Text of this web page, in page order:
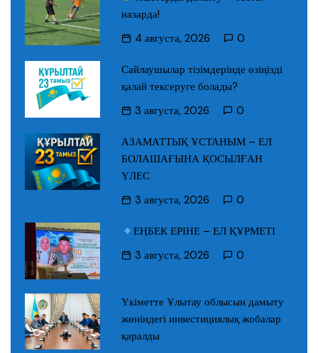
назарда!
4 августа, 2026
0
Сайлаушылар тізімдерінде өзіңізді
қалай тексеруге болады?
3 августа, 2026
0
АЗАМАТТЫҚ ҰСТАНЫМ – ЕЛ
БОЛАШАҒЫНА ҚОСЫЛҒАН
ҮЛЕС
3 августа, 2026
0
ЕҢБЕК ЕРІНЕ – ЕЛ ҚҰРМЕТІ
3 августа, 2026
0
Үкіметте Ұлытау облысын дамыту
жөніндегі инвестициялық жобалар
қаралды